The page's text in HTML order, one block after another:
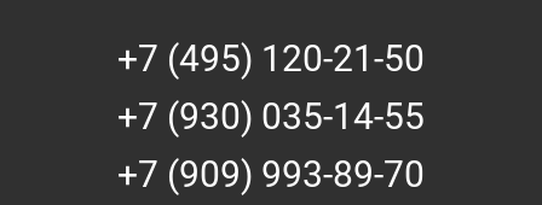
+7 (495) 120-21-50
+7 (930) 035-14-55
+7 (909) 993-89-70